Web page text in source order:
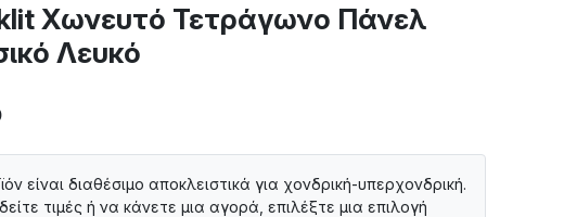
Χωνευτό Τετράγωνο Πάνελ
Λευκό
είναι διαθέσιμο αποκλειστικά για χονδρική-υπερχονδρική.
τιμές ή να κάνετε μια αγορά, επιλέξτε μια επιλογή